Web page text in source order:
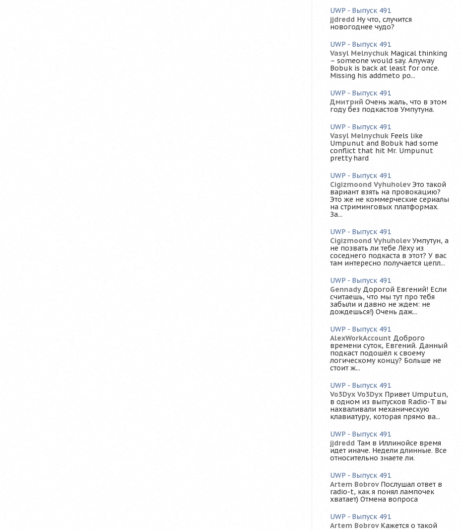
UWP - Выпуск 491
jjdredd Ну что, случится
новогоднее чудо?
UWP - Выпуск 491
Vasyl Melnychuk Magical thinking
– someone would say. Anyway
Bobuk is back at least for once.
Missing his addmeto po...
UWP - Выпуск 491
Дмитрий Очень жаль, что в этом
году без подкастов Умпутуна.
UWP - Выпуск 491
Vasyl Melnychuk Feels like
Umpunut and Bobuk had some
conflict that hit Mr. Umpunut
pretty hard
UWP - Выпуск 491
Cigizmoond Vyhuholev Это такой
вариант взять на провокацию?
Это же не коммерческие сериалы
на стриминговых платформах.
За...
UWP - Выпуск 491
Cigizmoond Vyhuholev Умпутун, а
не позвать ли тебе Лёху из
соседнего подкаста в этот? У вас
там интересно получается цепл...
UWP - Выпуск 491
Gennady Дорогой Евгений! Если
считаешь, что мы тут про тебя
забыли и давно не ждем: не
дождешься!) Очень даж...
UWP - Выпуск 491
AlexWorkAccount Доброго
времени суток, Евгений. Данный
подкаст подошёл к своему
логическому концу? Больше не
стоит ж...
UWP - Выпуск 491
Vo3Dyx Vo3Dyx Привет Umputun,
в одном из выпусков Radio-T вы
нахваливали механическую
клавиатуру, которая прямо ва...
UWP - Выпуск 491
jjdredd Там в Иллинойсе время
идет иначе. Недели длинные. Все
относительно знаете ли.
UWP - Выпуск 491
Artem Bobrov Послушал ответ в
radio-t, как я понял лампочек
хватает) Отмена вопроса
UWP - Выпуск 491
Artem Bobrov Кажется о такой